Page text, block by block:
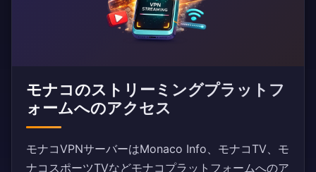
モナコのストリーミングプラットフ
ォームへのアクセス
モナコVPNサーバーはMonaco Info、モナコTV、モ
ナコスポーツTVなどモナコプラットフォームへのア